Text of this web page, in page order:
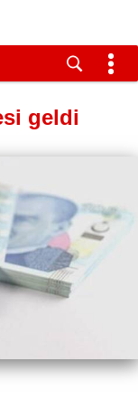
geldi